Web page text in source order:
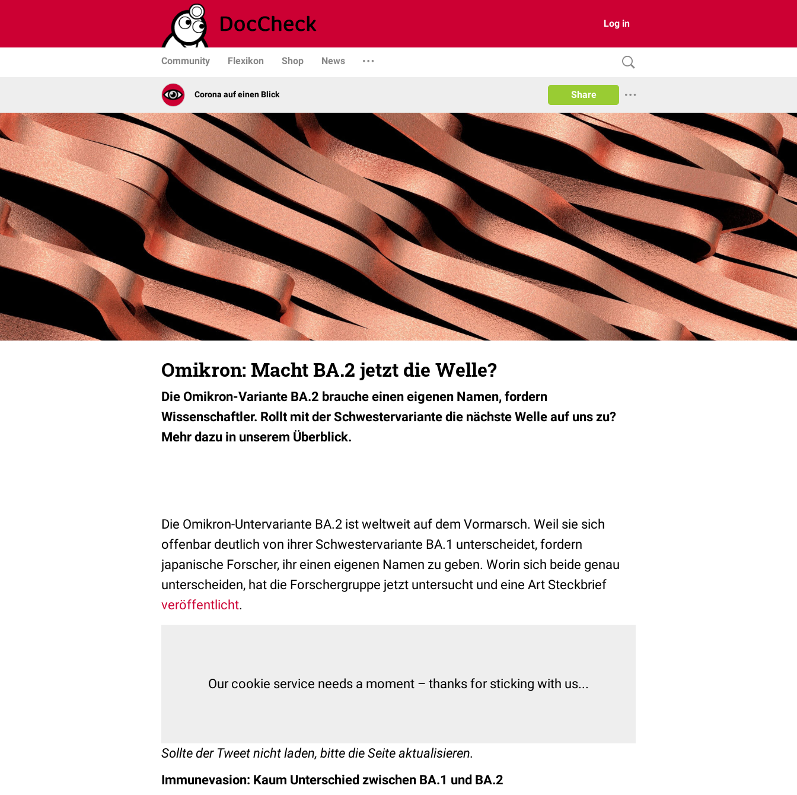
Log in
Community Flexikon Shop News
Corona auf einen Blick Share
Omikron: Macht BA.2 jetzt die Welle?
Die Omikron-Variante BA.2 brauche einen eigenen Namen, fordern
Wissenschaftler. Rollt mit der Schwestervariante die nächste Welle auf uns zu?
Mehr dazu in unserem Überblick.
Die Omikron-Untervariante BA.2 ist weltweit auf dem Vormarsch. Weil sie sich
offenbar deutlich von ihrer Schwestervariante BA.1 unterscheidet, fordern
japanische Forscher, ihr einen eigenen Namen zu geben. Worin sich beide genau
unterscheiden, hat die Forschergruppe jetzt untersucht und eine Art Steckbrief
veröffentlicht.
Our cookie service needs a moment – thanks for sticking with us...
Sollte der Tweet nicht laden, bitte die Seite aktualisieren.
Immunevasion: Kaum Unterschied zwischen BA.1 und BA.2